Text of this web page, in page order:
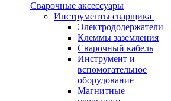
Сварочные аксессуары
Инструменты сварщика
Электрододержатели
Клеммы заземления
Сварочный кабель
Инструмент и
вспомогательное
оборудование
Магнитные